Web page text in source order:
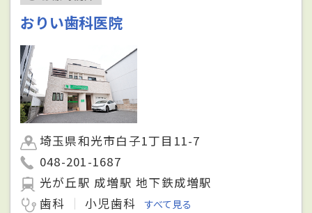
おりい歯科医院
埼玉県和光市白子1丁目11-7
048-201-1687
光が丘駅 成増駅 地下鉄成増駅
歯科
小児歯科 すべて見る